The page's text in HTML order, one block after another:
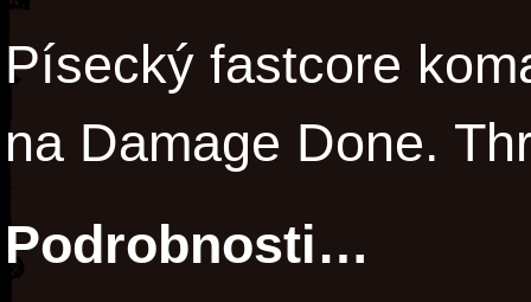
Písecký fastcore
na Damage Done.
Podrobnosti…